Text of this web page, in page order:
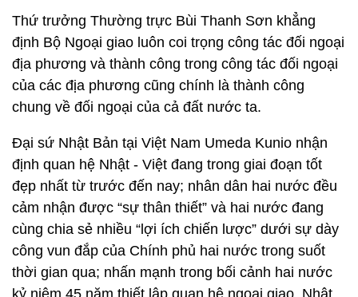
Thứ trưởng Thường trực Bùi Thanh Sơn khẳng
định Bộ Ngoại giao luôn coi trọng công tác đối ngoại
địa phương và thành công trong công tác đối ngoại
của các địa phương cũng chính là thành công
chung về đối ngoại của cả đất nước ta.
Đại sứ Nhật Bản tại Việt Nam Umeda Kunio nhận
định quan hệ Nhật - Việt đang trong giai đoạn tốt
đẹp nhất từ trước đến nay; nhân dân hai nước đều
cảm nhận được “sự thân thiết” và hai nước đang
cùng chia sẻ nhiều “lợi ích chiến lược” dưới sự dày
công vun đắp của Chính phủ hai nước trong suốt
thời gian qua; nhấn mạnh trong bối cảnh hai nước
kỷ niệm 45 năm thiết lập quan hệ ngoại giao, Nhật